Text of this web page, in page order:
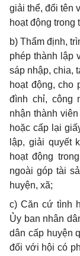
giải thể, đổi tên
hoạt động trong
b) Thẩm định,
phép thành lập
sáp nhập, chia,
hoạt động, cho
đình chỉ, công
nhận thành
hoặc cấp lại
lập, giải quyết
hoạt động
ngoài góp tài
huyện, xã;
c) Căn cứ tình
Ủy ban nhân
dân cấp huyện
đối với hội có